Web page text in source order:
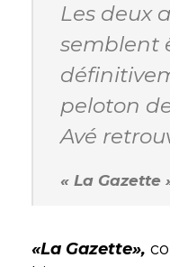
Les deux
semblent
peloton
Avé
« La Gazette
«La Gazette»,